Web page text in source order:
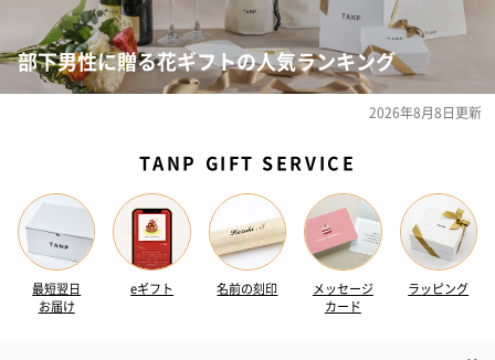
部下男性に贈る花ギフトの人気ランキング
2026年8月8日更新
TANP GIFT SERVICE
最短翌日
お届け
eギフト 名前の刻印
メッセージ
カード
ラッピング